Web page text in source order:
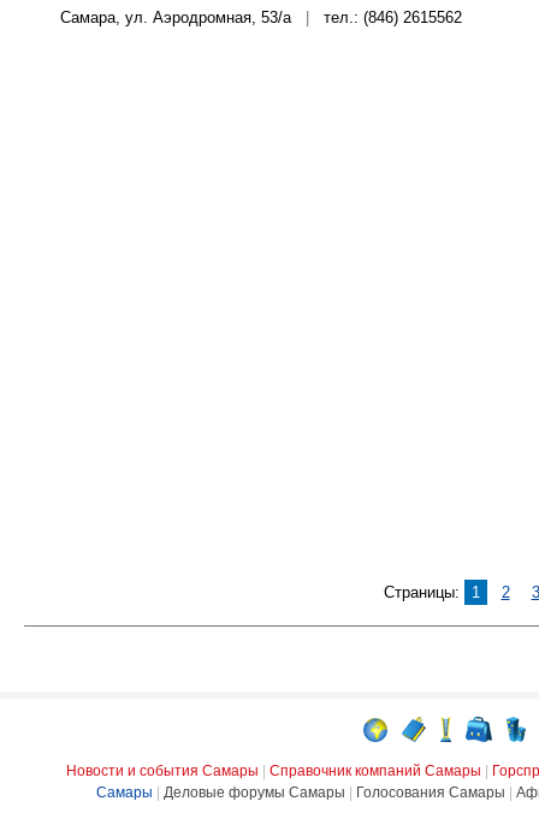
Самара, ул. Аэродромная, 53/а тел.: (846) 2615562
Страницы: 1 2 3
Новости и события Самары Справочник компаний Самары
Самары
Деловые форумы Самары Голосования Самары